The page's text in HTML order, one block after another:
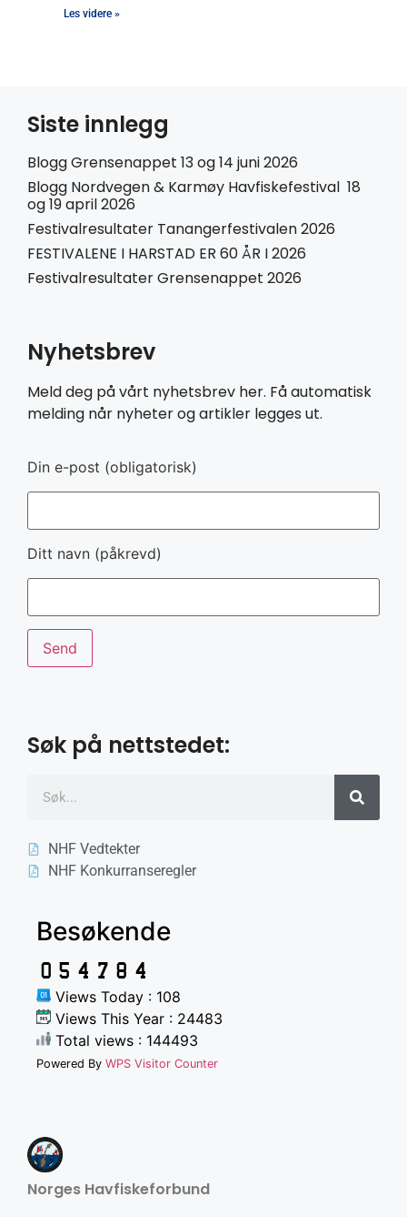
Les videre »
Siste innlegg
Blogg Grensenappet 13 og 14 juni 2026
Blogg Nordvegen & Karmøy Havfiskefestival 18
og 19 april 2026
Festivalresultater Tanangerfestivalen 2026
FESTIVALENE I HARSTAD ER 60 ÅR I 2026
Festivalresultater Grensenappet 2026
Nyhetsbrev
Meld deg på vårt nyhetsbrev her. Få automatisk
melding når nyheter og artikler legges ut.
Din e-post (obligatorisk)
Ditt navn (påkrevd)
Søk på nettstedet:
NHF Vedtekter
NHF Konkurranseregler
Besøkende
Views Today : 108
Views This Year : 24483
Total views : 144493
Powered By WPS Visitor Counter
Norges Havfiskeforbund